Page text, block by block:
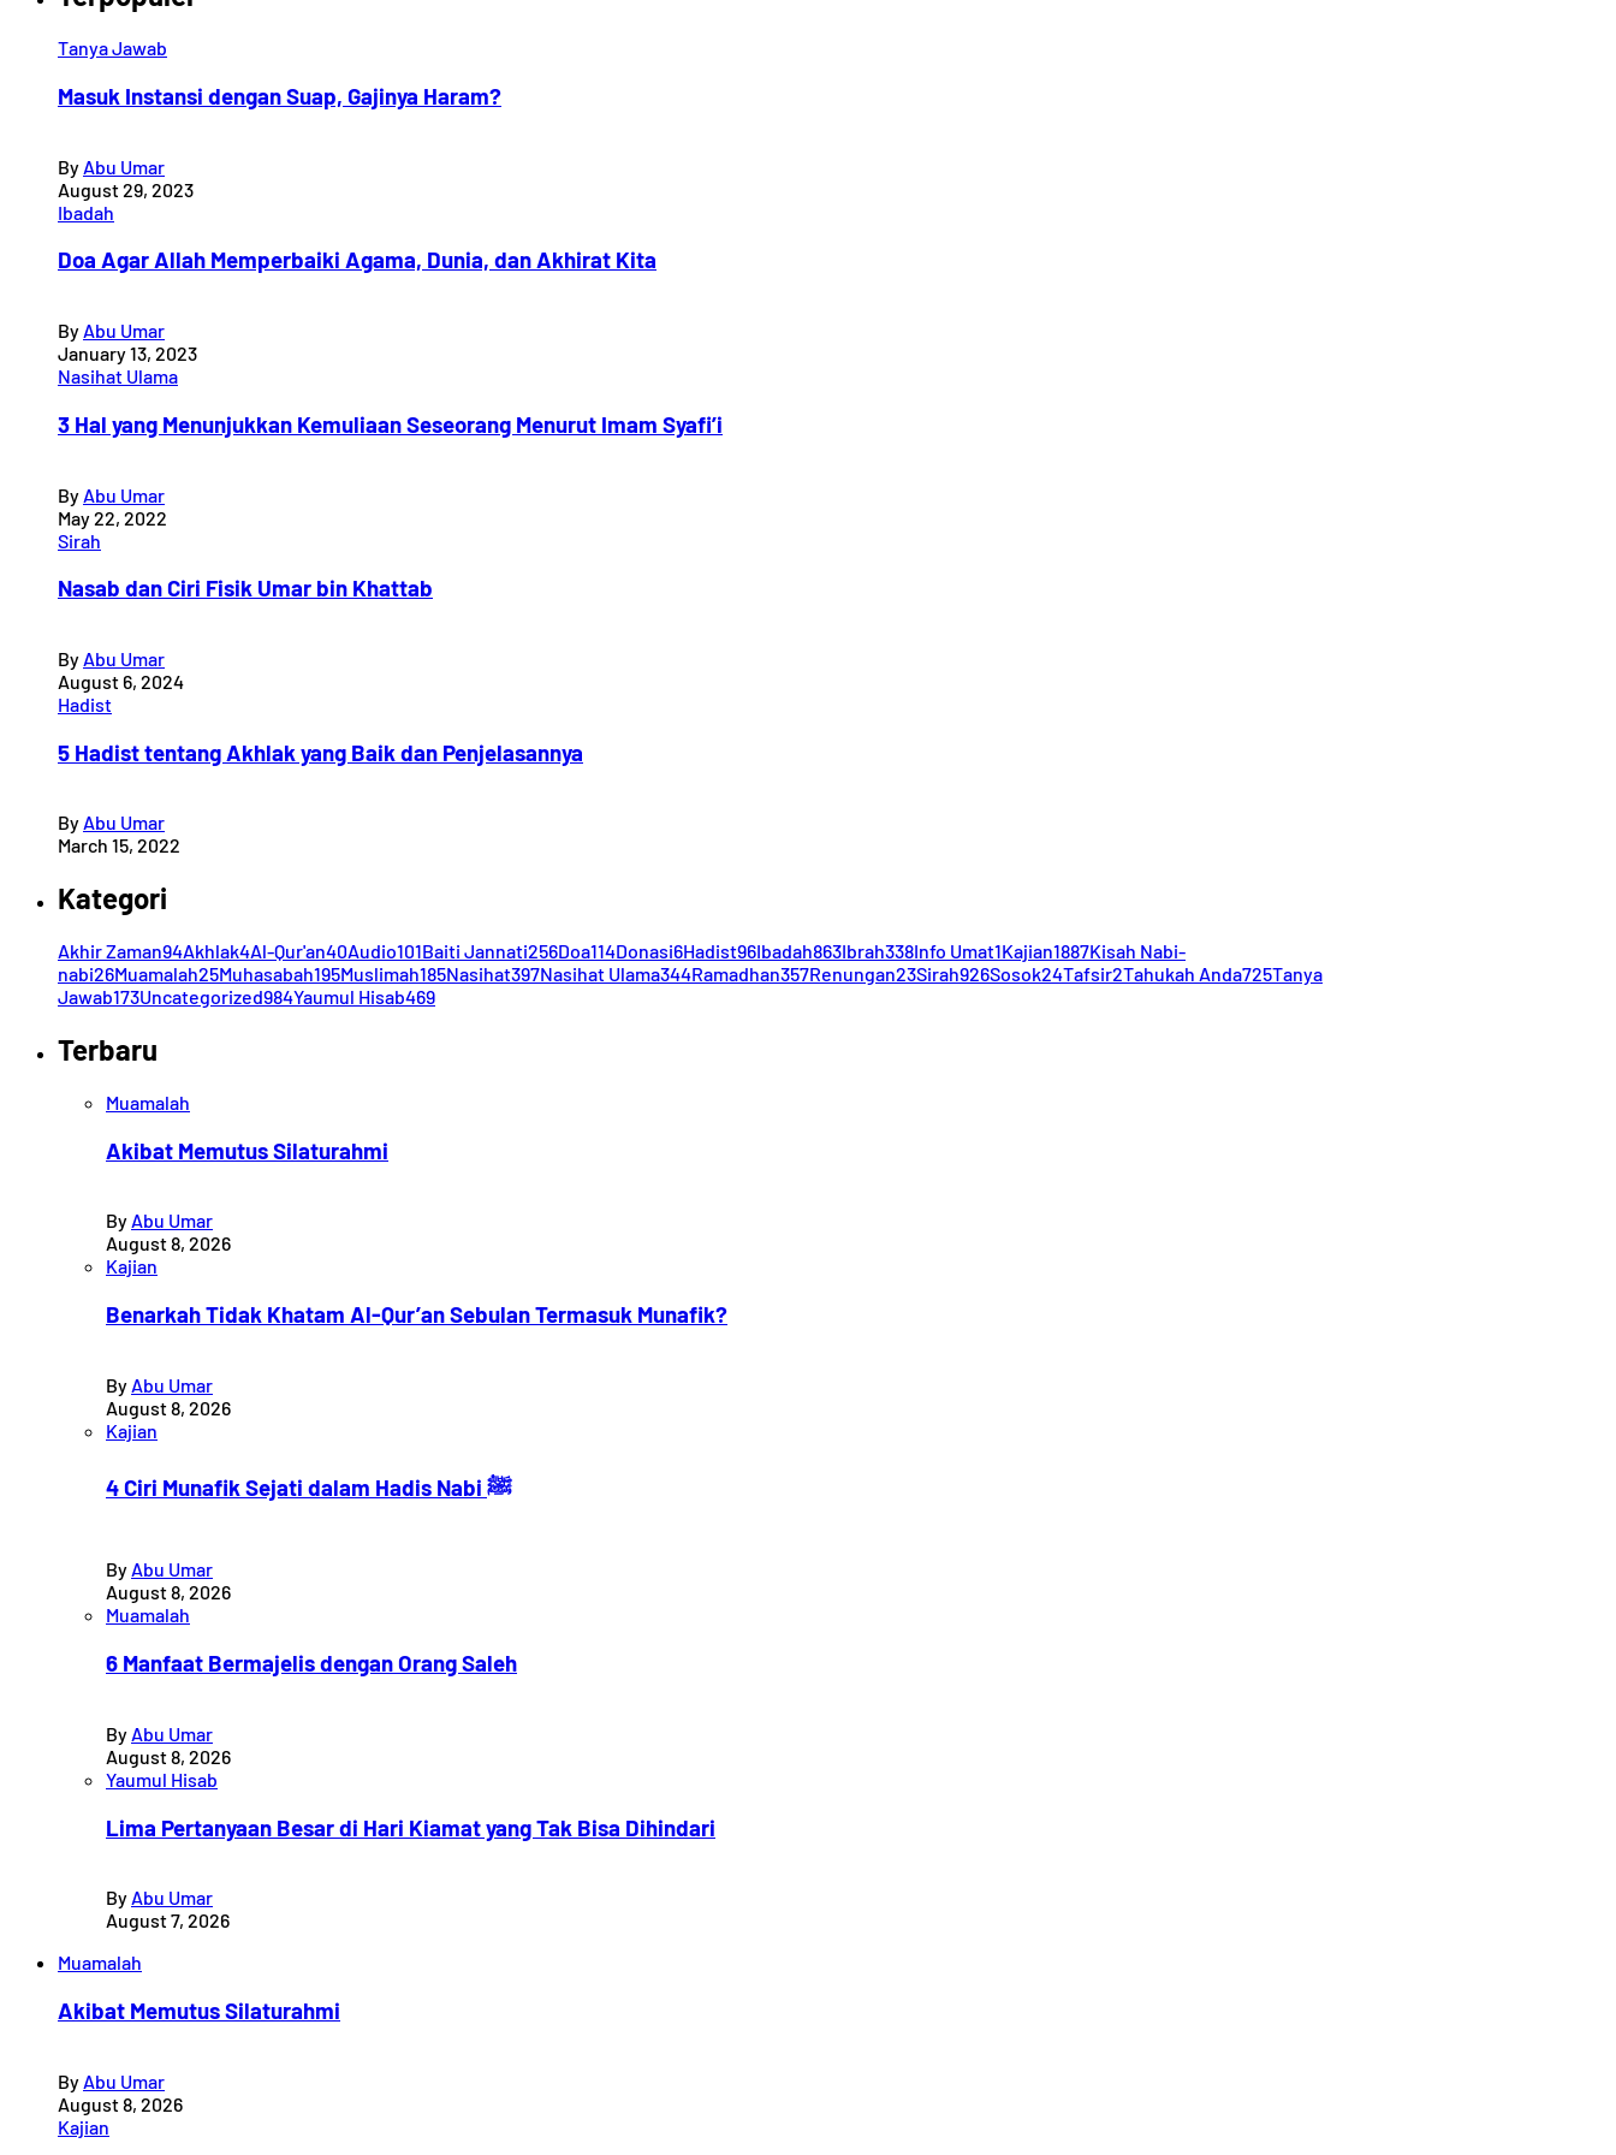
Tanya Jawab
Masuk Instansi dengan Suap, Gajinya Haram?
By Abu Umar
August 29, 2023
Ibadah
Doa Agar Allah Memperbaiki Agama, Dunia, dan Akhirat Kita
By Abu Umar
January 13, 2023
Nasihat Ulama
3 Hal yang Menunjukkan Kemuliaan Seseorang Menurut Imam Syafi’i
By Abu Umar
May 22, 2022
Sirah
Nasab dan Ciri Fisik Umar bin Khattab
By Abu Umar
August 6, 2024
Hadist
5 Hadist tentang Akhlak yang Baik dan Penjelasannya
By Abu Umar
March 15, 2022
Kategori
Akhir Zaman94Akhlak4Al-Qur'an40Audio101Baiti Jannati256Doa114Donasi6Hadist96Ibadah863Ibrah338Info Umat1Kajian1887Kisah Nabi-
nabi26Muamalah25Muhasabah195Muslimah185Nasihat397Nasihat Ulama344Ramadhan357Renungan23Sirah926Sosok24Tafsir2Tahukah Anda725Tanya
Jawab173Uncategorized984Yaumul Hisab469
Terbaru
Muamalah
Akibat Memutus Silaturahmi
By Abu Umar
August 8, 2026
Kajian
Benarkah Tidak Khatam Al-Qur’an Sebulan Termasuk Munafik?
By Abu Umar
August 8, 2026
Kajian
4 Ciri Munafik Sejati dalam Hadis Nabi ﷺ
By Abu Umar
August 8, 2026
Muamalah
6 Manfaat Bermajelis dengan Orang Saleh
By Abu Umar
August 8, 2026
Yaumul Hisab
Lima Pertanyaan Besar di Hari Kiamat yang Tak Bisa Dihindari
By Abu Umar
August 7, 2026
Muamalah
Akibat Memutus Silaturahmi
By Abu Umar
August 8, 2026
Kajian